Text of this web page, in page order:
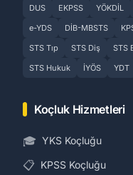
DUS EKPSS YÖKDİL
e-YDS
DİB-MBSTS
STS Tıp
STS Diş STS
STS Hukuk
İYÖS YDT
Koçluk Hizmetleri
🎓 YKS Koçluğu
📋 KPSS Koçluğu